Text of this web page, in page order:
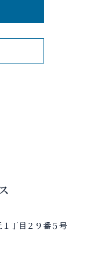
丁目２９番５号